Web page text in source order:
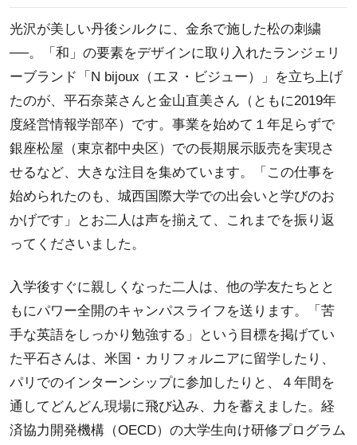
光沢が美しい丹後シルクに、金糸で施した松の刺繍
──。「和」の要素をデザインに取り入れたランジェリ
ーブランド「N bijoux（エヌ・ビジュー）」を立ち上げ
たのが、平石奈菜さんと金山直美さん（ともに2019年
度経営情報学部卒）です。事業を始めて１年足らずで
銀座松屋（東京都中央区）での長期展示販売を実現さ
せるなど、大きな注目を集めています。「この仕事を
始められたのも、城西国際大学での出会いと学びのお
かげです」とお二人は声を揃えて、これまでを振り返
ってくださいました。
入学後すぐに親しくなった二人は、他の学友たちとと
もにパワー全開のキャンパスライフを送ります。「苦
手な英語をしっかり勉強する」という目標を掲げてい
た平石さんは、米国・カリフォルニアに留学したり、
パリでのインターンシップに参加したりと、４年間を
通してどんどん現場に飛び込み、力を蓄えました。経
済協力開発機構（OECD）の大学生向け研修プログラム